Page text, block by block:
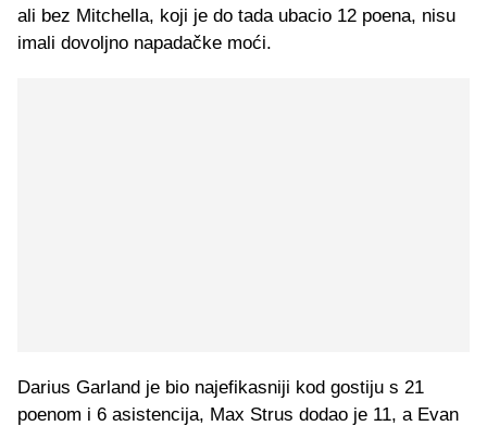
ali bez Mitchella, koji je do tada ubacio 12 poena, nisu
imali dovoljno napadačke moći.
Darius Garland je bio najefikasniji kod gostiju s 21
poenom i 6 asistencija, Max Strus dodao je 11, a Evan